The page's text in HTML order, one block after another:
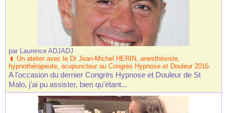
par Laurence ADJADJ
Un atelier avec le Dr Jean-Michel HERIN, anesthésiste,
hypnothérapeute, acupuncteur au Congrès Hypnose et Douleur 2016
A l'occasion du dernier Congrès Hypnose et Douleur de St
Malo, j'ai pu assister, bien qu'étant...